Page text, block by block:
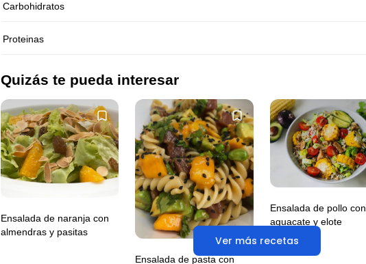
Carbohidratos
Proteinas
Quizás te pueda interesar
Ver más recetas
Ensalada de naranja con
almendras y pasitas
Ensalada de pasta con
Ensalada de pollo con
aguacate y elote